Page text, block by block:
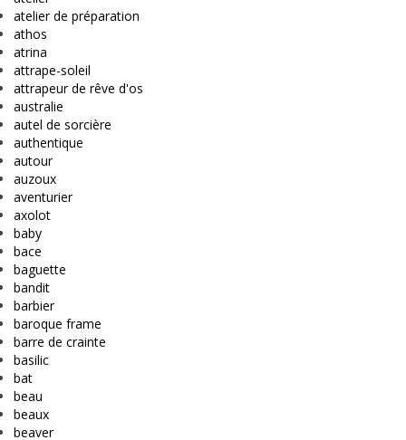
atelier de préparation
athos
atrina
attrape-soleil
attrapeur de rêve d'os
australie
autel de sorcière
authentique
autour
auzoux
aventurier
axolot
baby
bace
baguette
bandit
barbier
baroque frame
barre de crainte
basilic
bat
beau
beaux
beaver